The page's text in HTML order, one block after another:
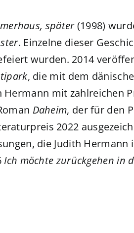
später(1998)
. Einzelne dieser
wurden. 2014
, die mit dem
mit zahlreichen
Daheim, der für den
2022
die Judith Hermann
Ich möchte zurückgehen in